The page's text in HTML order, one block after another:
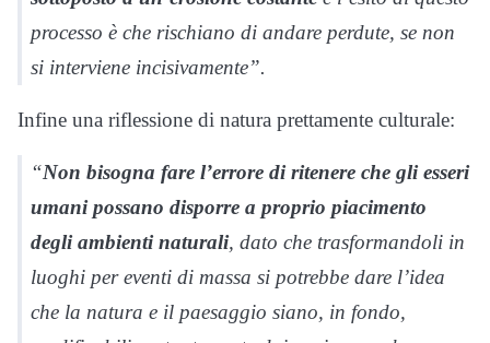
processo è che rischiano di andare perdute, se non
si interviene incisivamente”.
Infine una riflessione di natura prettamente culturale:
“Non bisogna fare l’errore di ritenere che gli esseri
umani possano disporre a proprio piacimento
degli ambienti naturali, dato che trasformandoli in
luoghi per eventi di massa si potrebbe dare l’idea
che la natura e il paesaggio siano, in fondo,